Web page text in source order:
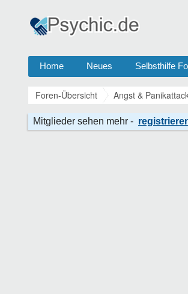
Home Neues Selbsthilfe
Foren-Übersicht Angst &